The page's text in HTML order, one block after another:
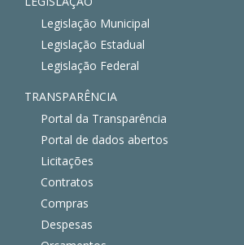
Legislação Municipal
Legislação Estadual
Legislação Federal
TRANSPARÊNCIA
Portal da Transparência
Portal de dados abertos
Licitações
Contratos
Compras
Despesas